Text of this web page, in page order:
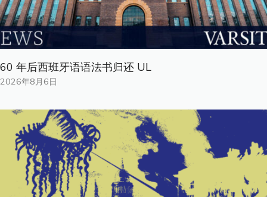
60 年后西班牙语语法书归还 UL
2026年8月6日